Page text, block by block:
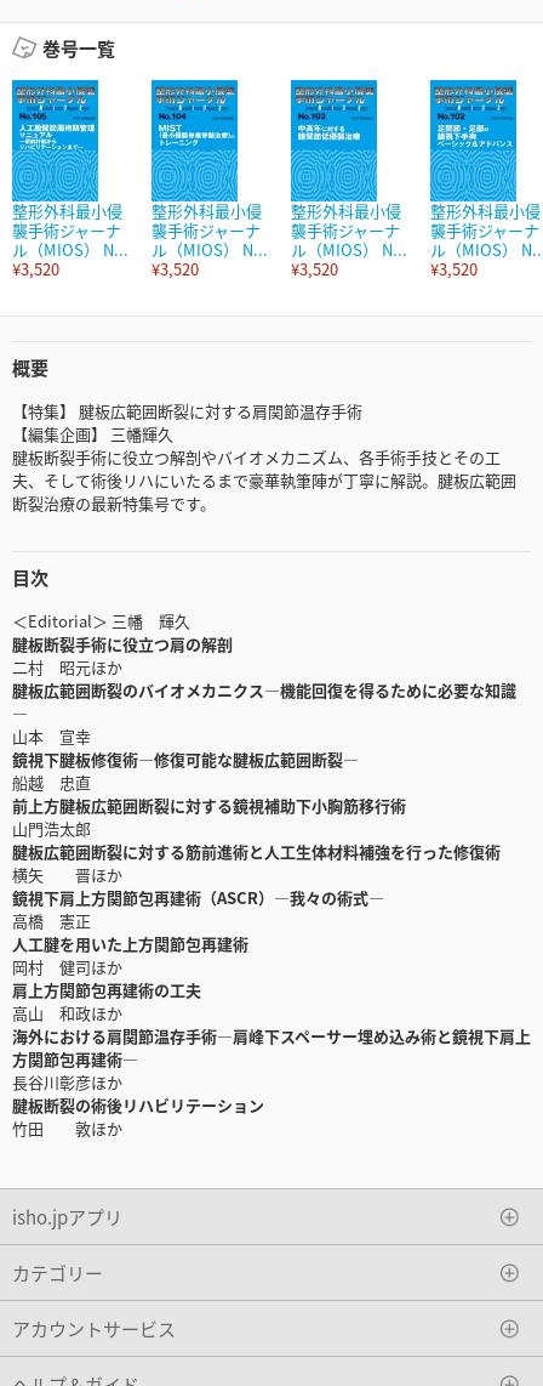
巻号一覧
整形外科最小侵
襲手術ジャーナ
ル（MIOS） N...
¥3,520
整形外科最小侵
襲手術ジャーナ
ル（MIOS） N...
¥3,520
整形外科最小侵
襲手術ジャーナ
ル（MIOS） N...
¥3,520
整形外科最小侵
襲手術ジャーナ
ル（MIOS）
¥3,520
概要
【特集】 腱板広範囲断裂に対する肩関節温存手術
【編集企画】 三幡輝久
腱板断裂手術に役立つ解剖やバイオメカニズム、各手術手技とその工
夫、そして術後リハにいたるまで豪華執筆陣が丁寧に解説。腱板広範囲
断裂治療の最新特集号です。
目次
＜Editorial＞ 三幡 輝久
腱板断裂手術に役立つ肩の解剖
二村 昭元ほか
腱板広範囲断裂のバイオメカニクス―機能回復を得るために必要な知識
―
山本 宣幸
鏡視下腱板修復術―修復可能な腱板広範囲断裂―
船越 忠直
前上方腱板広範囲断裂に対する鏡視補助下小胸筋移行術
山門浩太郎
腱板広範囲断裂に対する筋前進術と人工生体材料補強を行った修復術
横矢 晋ほか
鏡視下肩上方関節包再建術（ASCR）―我々の術式―
高橋 憲正
人工腱を用いた上方関節包再建術
岡村 健司ほか
肩上方関節包再建術の工夫
高山 和政ほか
海外における肩関節温存手術―肩峰下スペーサー埋め込み術と鏡視下肩上
方関節包再建術―
長谷川彰彦ほか
腱板断裂の術後リハビリテーション
竹田 敦ほか
isho.jpアプリ
カテゴリー
アカウントサービス